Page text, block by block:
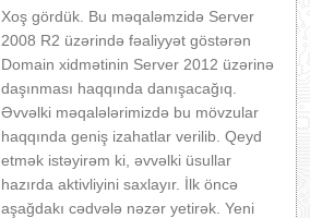
Xoş gördük. Bu məqaləmzidə Server
2008 R2 üzərində fəaliyyət göstərən
Domain xidmətinin Server 2012 üzərinə
daşınması haqqında danışacağıq.
Əvvəlki məqalələrimizdə bu mövzular
haqqında geniş izahatlar verilib. Qeyd
etmək istəyirəm ki, əvvəlki üsullar
hazırda aktivliyini saxlayır. İlk öncə
aşağdakı cədvələ nəzər yetirək. Yeni